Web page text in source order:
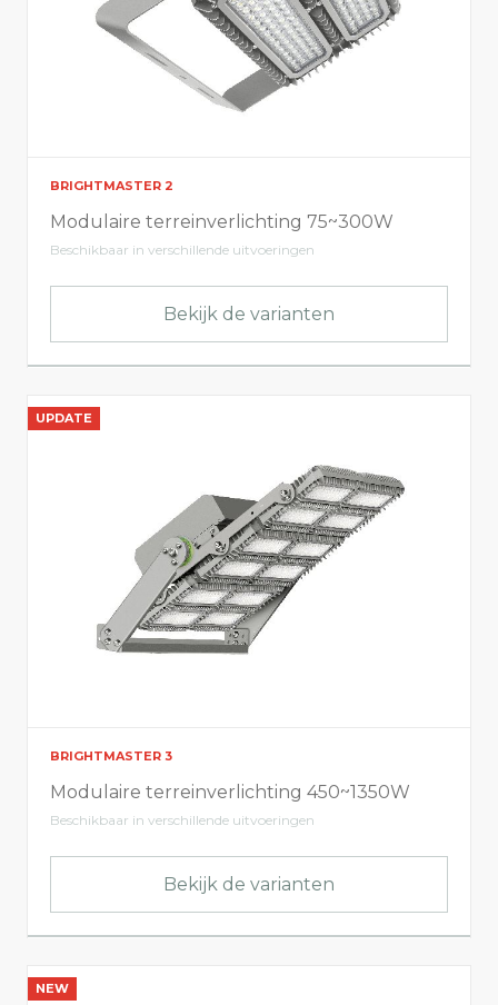
BRIGHTMASTER 2
Modulaire terreinverlichting 75~300W
Beschikbaar in verschillende uitvoeringen
Bekijk de varianten
UPDATE
BRIGHTMASTER 3
Modulaire terreinverlichting 450~1350W
Beschikbaar in verschillende uitvoeringen
Bekijk de varianten
NEW